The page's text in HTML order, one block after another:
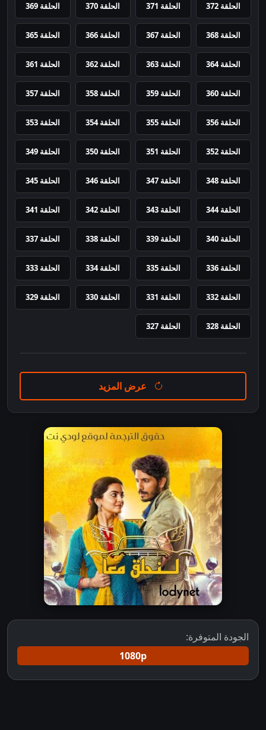
الحلقة 372 الحلقة 371 الحلقة 370 الحلقة 369
الحلقة 368 الحلقة 367 الحلقة 366 الحلقة 365
الحلقة 364 الحلقة 363 الحلقة 362 الحلقة 361
الحلقة 360 الحلقة 359 الحلقة 358 الحلقة 357
الحلقة 356 الحلقة 355 الحلقة 354 الحلقة 353
الحلقة 352 الحلقة 351 الحلقة 350 الحلقة 349
الحلقة 348 الحلقة 347 الحلقة 346 الحلقة 345
الحلقة 344 الحلقة 343 الحلقة 342 الحلقة 341
الحلقة 340 الحلقة 339 الحلقة 338 الحلقة 337
الحلقة 336 الحلقة 335 الحلقة 334 الحلقة 333
الحلقة 332 الحلقة 331 الحلقة 330 الحلقة 329
الحلقة 328 الحلقة 327
عرض المزيد
الجودة المتوفرة:
1080p